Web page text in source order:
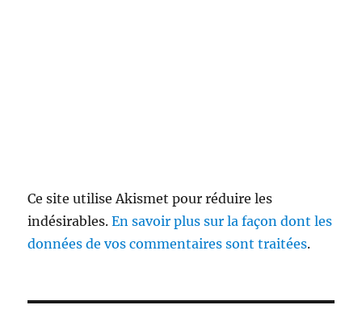
Ce site utilise Akismet pour réduire les
indésirables.En savoir plus sur la façon dont les
données de vos commentaires sont traitées.